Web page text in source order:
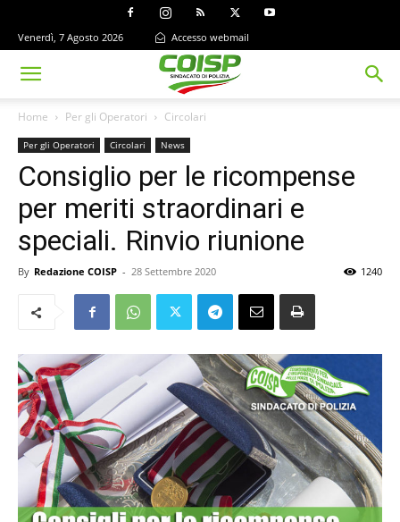
Venerdì, 7 Agosto 2026 Accesso webmail
Home Per gli Operatori Circolari
Per gli Operatori Circolari News
Consiglio per le ricompense
per meriti straordinari e
speciali. Rinvio riunione
By Redazione COISP - 28 Settembre 2020 1240